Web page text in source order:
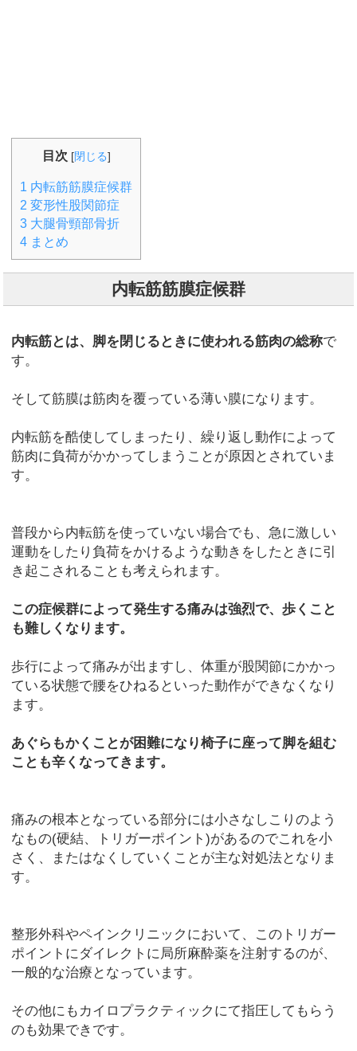
目次 [閉じる]
1 内転筋筋膜症候群
2 変形性股関節症
3 大腿骨頸部骨折
4 まとめ
内転筋筋膜症候群
内転筋とは、脚を閉じるときに使われる筋肉の総称で
す。
そして筋膜は筋肉を覆っている薄い膜になります。
内転筋を酷使してしまったり、繰り返し動作によって
筋肉に負荷がかかってしまうことが原因とされていま
す。
普段から内転筋を使っていない場合でも、急に激しい
運動をしたり負荷をかけるような動きをしたときに引
き起こされることも考えられます。
この症候群によって発生する痛みは強烈で、歩くこと
も難しくなります。
歩行によって痛みが出ますし、体重が股関節にかかっ
ている状態で腰をひねるといった動作ができなくなり
ます。
あぐらもかくことが困難になり椅子に座って脚を組む
ことも辛くなってきます。
痛みの根本となっている部分には小さなしこりのよう
なもの(硬結、トリガーポイント)があるのでこれを小
さく、またはなくしていくことが主な対処法となりま
す。
整形外科やペインクリニックにおいて、このトリガー
ポイントにダイレクトに局所麻酔薬を注射するのが、
一般的な治療となっています。
その他にもカイロプラクティックにて指圧してもらう
のも効果できです。